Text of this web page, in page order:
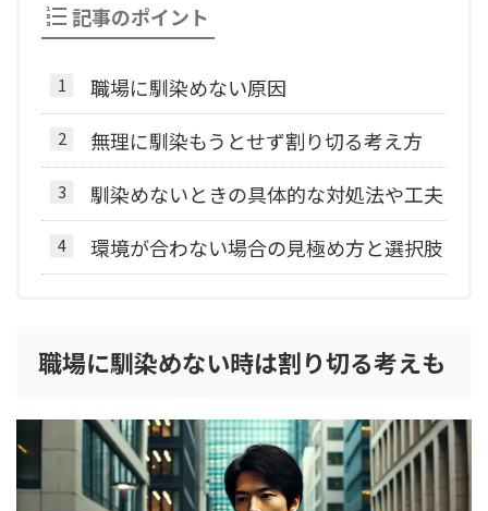
記事のポイント
職場に馴染めない原因
無理に馴染もうとせず割り切る考え方
馴染めないときの具体的な対処法や工夫
環境が合わない場合の見極め方と選択肢
職場に馴染めない時は割り切る考えも